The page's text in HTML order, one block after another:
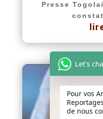
Presse
Let's
Pour vos
de nous